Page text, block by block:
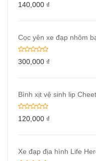
140,000 ₫
Cọc yên xe đạp nhôm
300,000 ₫
Bình xịt vệ sinh lip
120,000 ₫
Xe đạp địa hình Life